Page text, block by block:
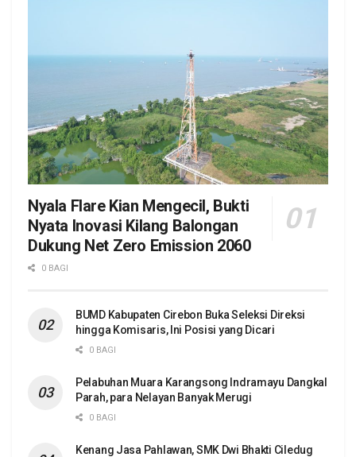
Nyala Flare Kian Mengecil, Bukti
Nyata Inovasi Kilang Balongan
Dukung Net Zero Emission 2060
0 BAGI
BUMD Kabupaten Cirebon Buka Seleksi Direksi
hingga Komisaris, Ini Posisi yang Dicari
0 BAGI
Pelabuhan Muara Karangsong Indramayu Dangkal
Parah, para Nelayan Banyak Merugi
0 BAGI
Kenang Jasa Pahlawan, SMK Dwi Bhakti Ciledug